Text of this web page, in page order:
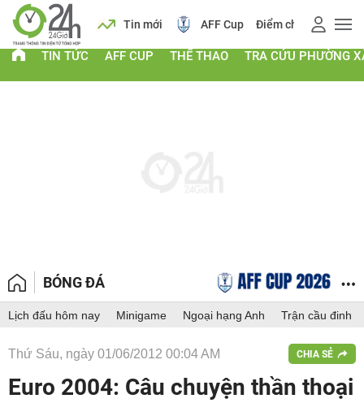
Lịch Tin mới AFF Cup Điểm chuẩn 2026
TIN TỨC AFF CUP THỂ THAO TRA CỨU PHƯỜNG
BÓNG ĐÁ
Lịch đấu hôm nay Minigame Ngoại hạng Anh Trận cầu đinh
Thứ Sáu, ngày 01/06/2012 00:04 AM CHIA SẺ
Euro 2004: Câu chuyện thần thoại